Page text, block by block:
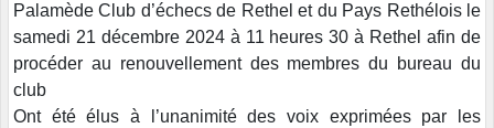
Palamède Club d’échecs de Rethel et du Pays Rethélois le
samedi 21 décembre 2024 à 11 heures 30 à Rethel afin de
procéder au renouvellement des membres du bureau du
club
Ont été élus à l’unanimité des voix exprimées par les